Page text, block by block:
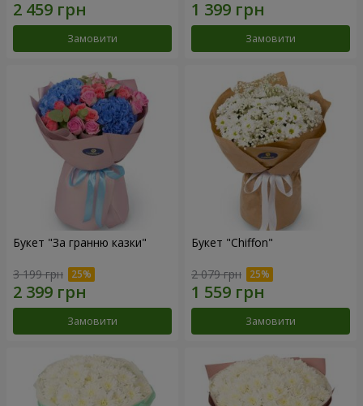
Замовити Замовити
Букет "За гранню казки"
3 199 грн
Замовити
Букет "Chiffon"
2 079 грн
Замовити